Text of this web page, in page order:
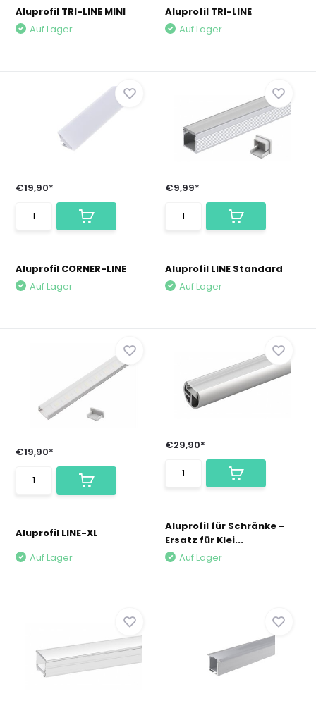
Aluprofil TRI-LINE MINI
Auf Lager
Aluprofil TRI-LINE
Auf Lager
€19,90*
Aluprofil CORNER-LINE
Auf Lager
€9,99*
Aluprofil LINE Standard
Auf Lager
€19,90*
Aluprofil LINE-XL
Auf Lager
€29,90*
Aluprofil für Schränke -
Ersatz für Klei...
Auf Lager